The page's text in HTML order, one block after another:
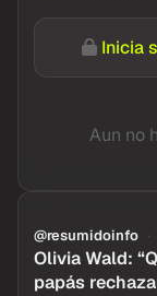
Inicia
Aun no
@resumidoinfo
Olivia Wald:
papás